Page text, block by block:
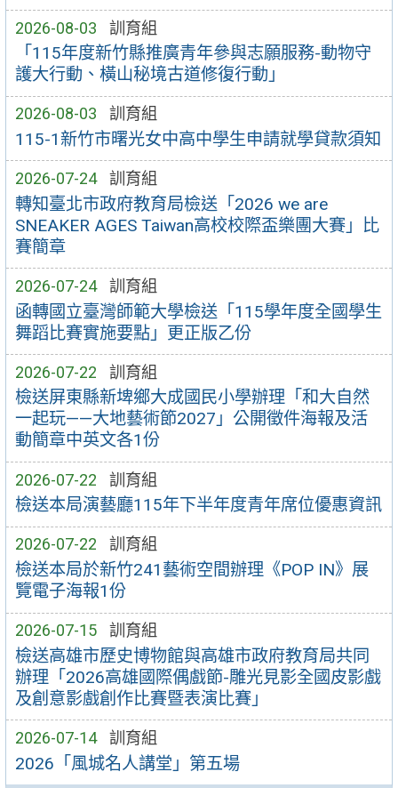
2026-08-03 訓育組
「115年度新竹縣推廣青年參與志願服務-動物守
護大行動、橫山秘境古道修復行動」
2026-08-03 訓育組
115-1新竹市曙光女中高中學生申請就學貸款須知
2026-07-24 訓育組
轉知臺北市政府教育局檢送「2026 we are
SNEAKER AGES Taiwan高校校際盃樂團大賽」比
賽簡章
2026-07-24 訓育組
函轉國立臺灣師範大學檢送「115學年度全國學生
舞蹈比賽實施要點」更正版乙份
2026-07-22 訓育組
檢送屏東縣新埤鄉大成國民小學辦理「和大自然
一起玩——大地藝術節2027」公開徵件海報及活
動簡章中英文各1份
2026-07-22 訓育組
檢送本局演藝廳115年下半年度青年席位優惠資訊
2026-07-22 訓育組
檢送本局於新竹241藝術空間辦理《POP IN》展
覽電子海報1份
2026-07-15 訓育組
檢送高雄市歷史博物館與高雄市政府教育局共同
辦理「2026高雄國際偶戲節-雕光見影全國皮影戲
及創意影戲創作比賽暨表演比賽」
2026-07-14 訓育組
2026「風城名人講堂」第五場